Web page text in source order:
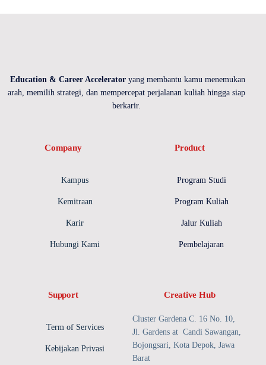
Education & Career Accelerator yang membantu kamu menemukan
arah, memilih strategi, dan mempercepat perjalanan kuliah hingga siap
berkarir.
Company
Kampus
Kemitraan
Karir
Hubungi Kami
Product
Program Studi
Program Kuliah
Jalur Kuliah
Pembelajaran
Support
Term of Services
Kebijakan Privasi
Creative Hub
Cluster Gardena C. 16 No. 10,
Jl. Gardens at Candi Sawangan,
Bojongsari, Kota Depok, Jawa
Barat